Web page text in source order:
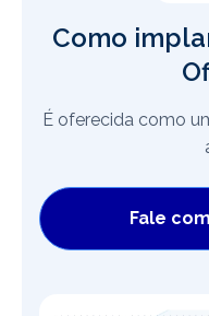
Como
É oferecida como
Fale